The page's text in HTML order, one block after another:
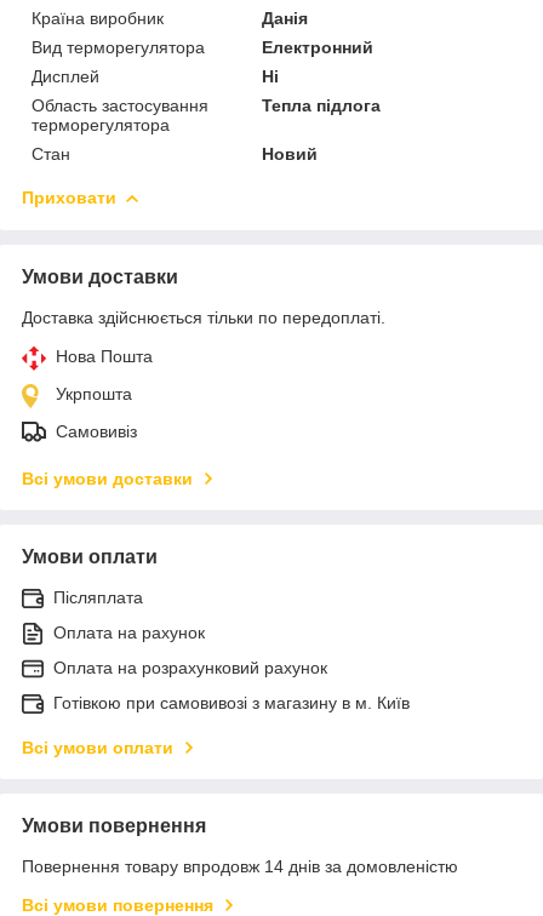
Країна виробник
Данія
Вид терморегулятора
Електронний
Дисплей
Ні
Область застосування
терморегулятора
Тепла підлога
Стан Новий
Приховати
Умови доставки
Доставка здійснюється тільки по передоплаті.
Нова Пошта
Укрпошта
Самовивіз
Всі умови доставки
Умови оплати
Післяплата
Оплата на рахунок
Оплата на розрахунковий рахунок
Готівкою при самовивозі з магазину в м. Київ
Всі умови оплати
Умови повернення
Повернення товару впродовж 14 днів за домовленістю
Всі умови повернення